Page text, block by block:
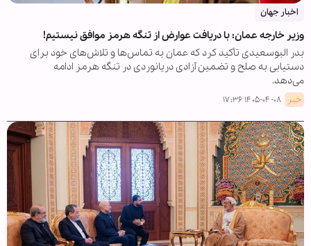
اخبار جهان
وزیر خارجه عمان: با دریافت عوارض از تنگه هرمز موافق نیستیم!
بدر البوسعیدی تأکید کرد که عمان به تماس‌ها و تلاش‌های خود برای
دستیابی به صلح و تضمین آزادی دریانوردی در تنگه هرمز ادامه
می‌دهد.
خبر ۱۴۰۵-۰۴-۰۸ ۱۷:۳۶